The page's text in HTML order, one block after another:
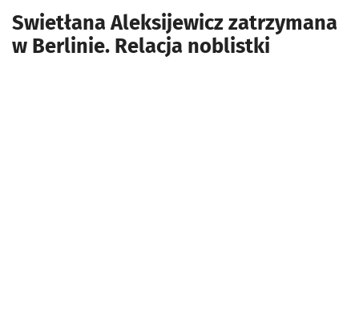
Swietłana Aleksijewicz zatrzymana
w Berlinie. Relacja noblistki